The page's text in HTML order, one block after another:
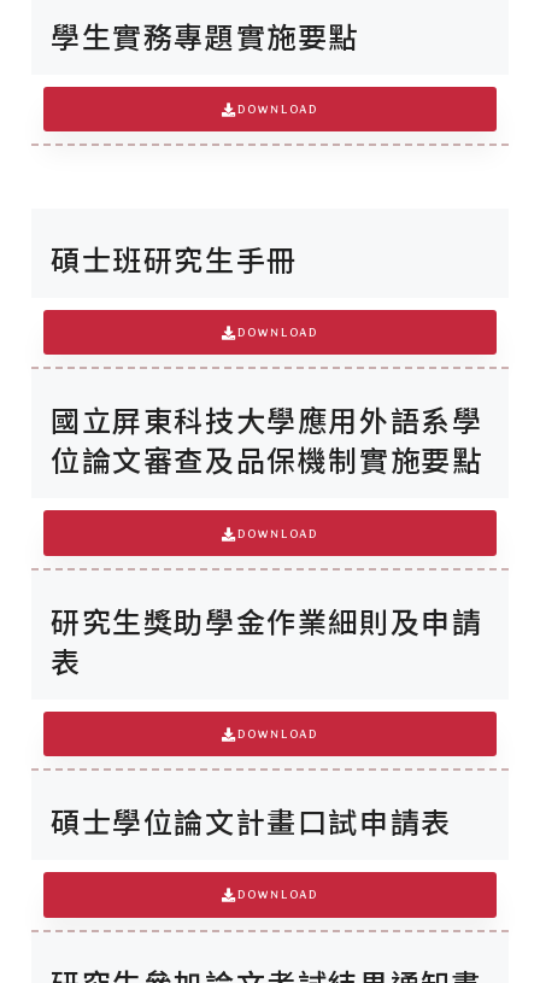
學生實務專題實施要點
DOWNLOAD
碩士班研究生手冊
DOWNLOAD
國立屏東科技大學應用外語系學
位論文審查及品保機制實施要點
DOWNLOAD
研究生獎助學金作業細則及申請
表
DOWNLOAD
碩士學位論文計畫口試申請表
DOWNLOAD